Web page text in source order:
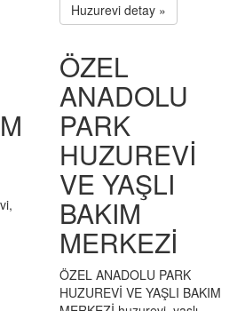
Huzurevi detay »
ÖZEL
ANADOLU
PARK
HUZUREVİ
VE YAŞLI
BAKIM
MERKEZİ
ÖZEL ANADOLU PARK
HUZUREVİ VE YAŞLI BAKIM